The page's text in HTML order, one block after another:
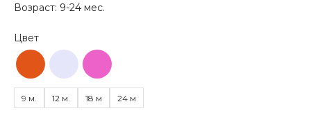
Возраст: 9-24 мес.
9 м. 12 м. 18 м 24 м